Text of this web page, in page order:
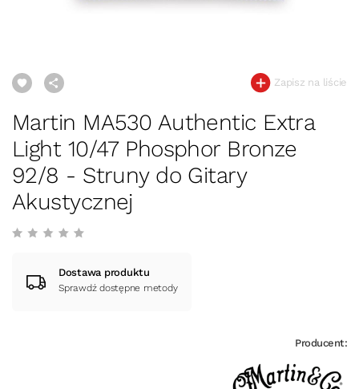
Zapisz na liście
Martin MA530 Authentic Extra
Light 10/47 Phosphor Bronze
92/8 - Struny do Gitary
Akustycznej
Dostawa produktu
Sprawdź dostępne metody
Producent: